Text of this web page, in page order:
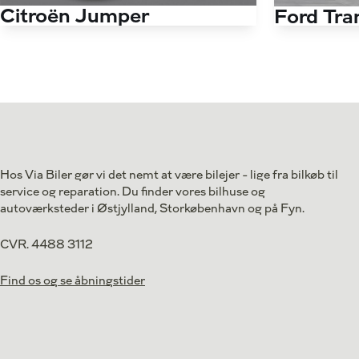
Citroën Jumper
Kontant (ekskl. moms)
149.900kr.
Ford
Drivmiddel
Kontant
Hos Via Biler gør vi det nemt at være bilejer - lige fra bilkøb til
service og reparation. Du finder vores bilhuse og
autoværksteder i Østjylland, Storkøbenhavn og på Fyn.
CVR. 4488 3112
Find os og se åbningstider